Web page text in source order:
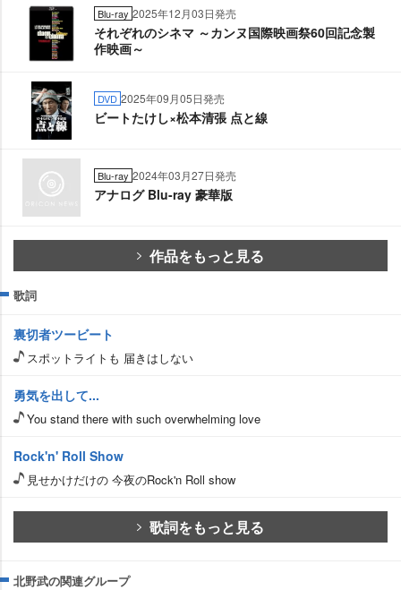
Blu-ray 2025年12月03日発売
それぞれのシネマ ～カンヌ国際映画祭60回記念製
作映画～
DVD 2025年09月05日発売
ビートたけし×松本清張 点と線
Blu-ray 2024年03月27日発売
アナログ Blu-ray 豪華版
作品をもっと見る
歌詞
裏切者ツービート
スポットライトも 届きはしない
勇気を出して...
You stand there with such overwhelming love
Rock'n' Roll Show
見せかけだけの 今夜のRock'n Roll show
歌詞をもっと見る
北野武の関連グループ